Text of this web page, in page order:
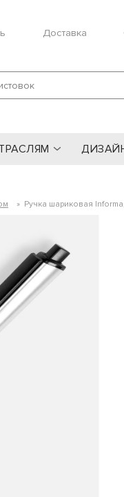
Доставка
» Ручка шариковая